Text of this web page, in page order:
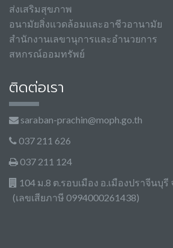
ส่งเสริมสุขภาพ
อนามัยสิ่งแวดล้อมและอาชีวอานามัย
สำนักงานเลขานุการและอำนวยการ
สหกรณ์ออมทรัพย์
ติดต่อเรา
saraban-prachin@moph.go.th
037 211 626
037 211 124
104 ม.8 ต.รอบเมือง อ.เมืองปราจีนบุ
(เลขเสียภาษี 0994000261438)